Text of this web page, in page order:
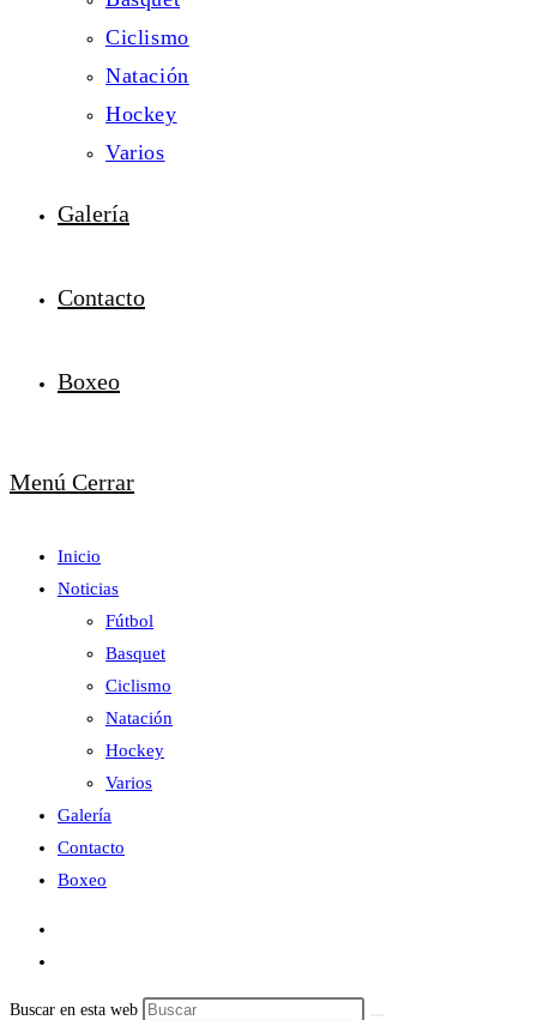
Ciclismo
Natación
Hockey
Varios
Galería
Contacto
Boxeo
Menú Cerrar
Inicio
Noticias
Fútbol
Basquet
Ciclismo
Natación
Hockey
Varios
Galería
Contacto
Boxeo
Buscar en esta web